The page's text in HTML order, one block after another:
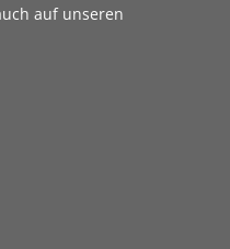
auf unseren